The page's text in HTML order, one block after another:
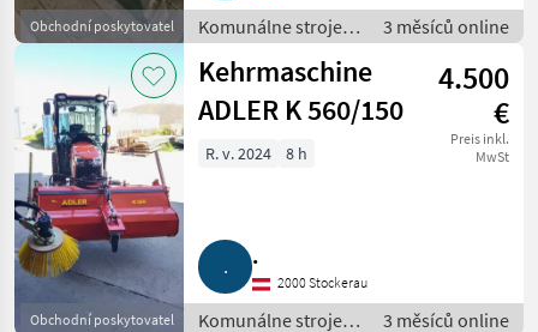
Obchodní poskytovatel
Komunálne stroje /
Zametací stroj
3 měsíců online
Obchodní poskytovatel
Kehrmaschine
ADLER K 560/150
4.500
€
Preis inkl.
MwSt
R. v. 2024 8 h
.
2000 Stockerau
Komunálne stroje /
3 měsíců online